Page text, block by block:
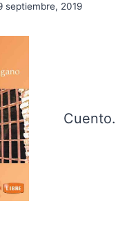
septiembre, 2019
Cuento.